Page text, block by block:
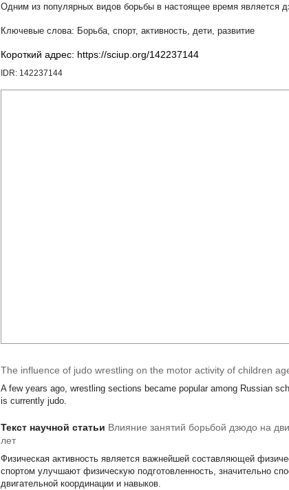
Одним из популярных видов борьбы в настоящее время является
Борьба, спорт, активность, дети, развитие
Короткий адрес: https://sciup.org/142237144
IDR: 142237144
The influence of judo wrestling on the motor activity of children
A few years ago, wrestling sections became popular among Russian
is currently judo.
Текст научной статьи Влияние занятий борьбой дзюдо на
лет
Физическая активность является важнейшей составляющей
спортом улучшают физическую подготовленность, значительно
двигательной координации и навыков.